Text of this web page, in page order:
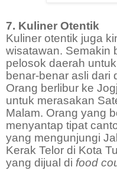
7. Kuliner Otentik
Kuliner otentik juga
wisatawan. Semakin
pelosok daerah
benar-benar asli dari
Orang berlibur ke
untuk merasakan
Malam. Orang yang
menyantap tipat
yang mengunjungi
Kerak Telor di Kota
yang dijual di food